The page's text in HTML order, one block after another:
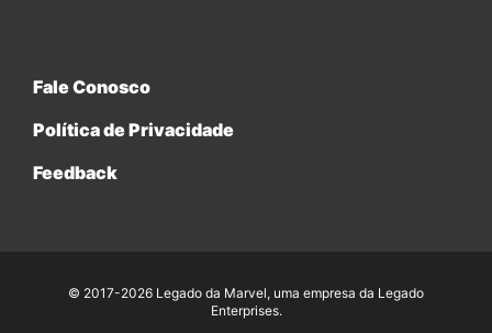
Fale Conosco
Política de Privacidade
Feedback
© 2017-2026 Legado da Marvel, uma empresa da Legado
Enterprises.